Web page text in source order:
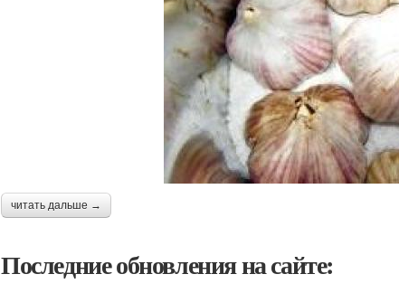
читать дальше →
Последние обновления на сайте: